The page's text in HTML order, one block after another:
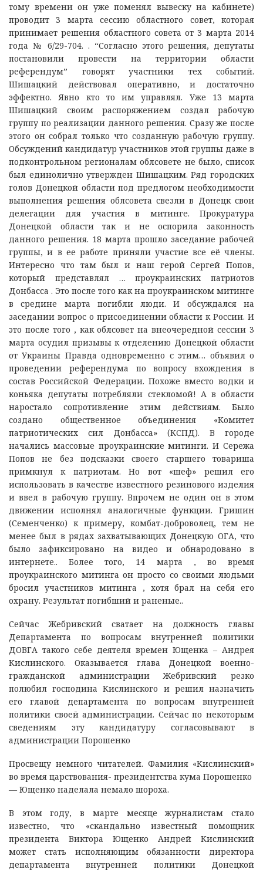
тому времени он уже поменял вывеску на кабинете)
проводит 3 марта сессию областного совет, которая
принимает решения областного совета от 3 марта 2014
года № 6/29-704. . “Согласно этого решения, депутаты
постановили провести на территории области
референдум” говорят участники тех событий.
Шишацкий действовал оперативно, и достаточно
эффектно. Явно кто то им управлял. Уже 13 марта
Шишацкий своим распоряжением создал рабочую
группу по реализации данного решения. Сразу же после
этого он собрал только что созданную рабочую группу.
Обсуждений кандидатур участников этой группы даже в
подконтрольном регионалам облсовете не было, список
был единолично утвержден Шишацким. Ряд городских
голов Донецкой области под предлогом необходимости
выполнения решения облсовета свезли в Донецк свои
делегации для участия в митинге. Прокуратура
Донецкой области так и не оспорила законность
данного решения. 18 марта прошло заседание рабочей
группы, и в ее работе приняли участие все её члены.
Интересно что там был и наш герой Сергей Попов,
который представлял … проукраинских патриотов
Донбасса . Это после того как на проукраинском митинге
в средине марта погибли люди. И обсуждался на
заседании вопрос о присоединении области к России. И
это после того , как облсовет на внеочередной сессии 3
марта осудил призывы к отделению Донецкой области
от Украины Правда одновременно с этим… объявил о
проведении референдума по вопросу вхождения в
состав Российской Федерации. Похоже вместо водки и
коньяка депутаты потребляли стекломой! А в области
наростало сопротивление этим действиям. Было
создано общественное объединения «Комитет
патриотических сил Донбасса» (КСПД). В городе
начались массовые проукраинские митинги. И Сережа
Попов не без подсказки своего старшего товариша
примкнул к патриотам. Но вот «шеф» решил его
использовать в качестве известного резинового изделия
и ввел в рабочую группу. Впрочем не один он в этом
движении исполнял аналогичные функции. Гришин
(Семенченко) к примеру, комбат-доброволец, тем не
менее был в рядах захватывающих Донецкую ОГА, что
было зафиксировано на видео и обнародовано в
интернете.. Более того, 14 марта , во время
проукраинского митинга он просто со своими людьми
бросил участников митинга , хотя брал на себя его
охрану. Результат погибший и раненые..
Сейчас Жебривский сватает на должность главы
Департамента по вопросам внутренней политики
ДОВГА такого себе деятеля времен Ющенка – Андрея
Кислинского. Оказывается глава Донецкой военно-
гражданской администрации Жебривский резко
полюбил господина Кислинского и решил назначить
его главой департамента по вопросам внутренней
политики своей администрации. Сейчас по некоторым
сведениям эту кандидатуру согласовывают в
администрации Порошенко
Просвещу немного читателей. Фамилия «Кислинский»
во время царствования- президентства кума Порошенко
— Ющенко наделала немало шороха.
В этом году, в марте месяце журналистам стало
известно, что «скандально известный помощник
президента Виктора Ющенко Андрей Кислинский
может стать исполняющим обязанности директора
департамента внутренней политики Донецкой